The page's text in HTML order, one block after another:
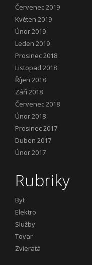
Červenec 2019
Květen 2019
Únor 2019
Leden 2019
Prosinec 2018
Listopad 2018
Říjen 2018
Září 2018
Červenec 2018
Únor 2018
Prosinec 2017
Duben 2017
Únor 2017
Rubriky
Byt
Elektro
Služby
Tovar
Zvieratá